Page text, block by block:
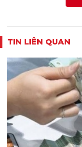
TIN LIÊN QUAN